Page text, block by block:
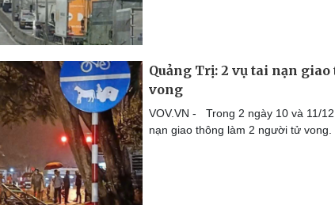
Quảng Trị: 2 vụ tai nạn
vong
VOV.VN - Trong 2 ngày 10 và 11/
nạn giao thông làm 2 người tử vong.